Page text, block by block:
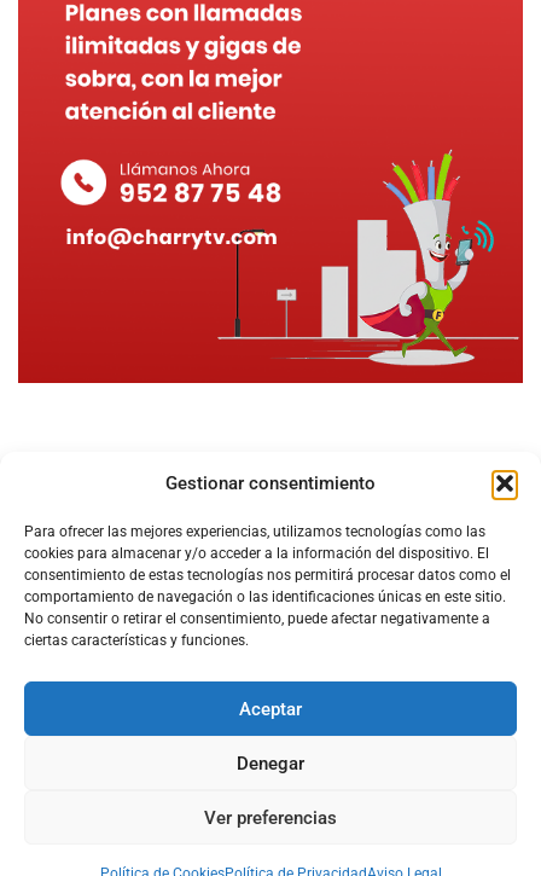
Gestionar consentimiento
Para ofrecer las mejores experiencias, utilizamos tecnologías como las
cookies para almacenar y/o acceder a la información del dispositivo. El
consentimiento de estas tecnologías nos permitirá procesar datos como el
comportamiento de navegación o las identificaciones únicas en este sitio.
No consentir o retirar el consentimiento, puede afectar negativamente a
ciertas características y funciones.
Aceptar
Denegar
Ver preferencias
Acerca de Nosotros